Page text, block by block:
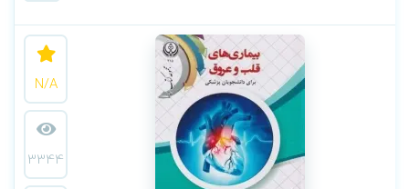
N/A
3344